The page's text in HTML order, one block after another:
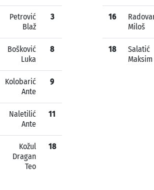
Petrović
Blaž
3
Bošković
Luka
8
Kolobarić
Ante
9
Naletilić
Ante
11
Kožul
Dragan
Teo
18
16
Miloš
18
Salatić
Maksim